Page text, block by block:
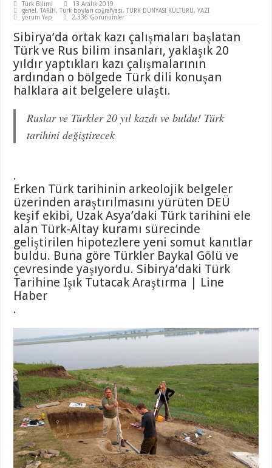
Türk Bilimi
13 Aralık 2019
genel,TARİH,Türk boyları coğrafyası,TÜRK DÜNYASI KÜLTÜRÜ,YAZI
yorum Yap
2,336 Görünümler
Sibirya’da ortak kazı çalışmaları başlatan
Türk ve Rus bilim insanları, yaklaşık 20
yıldır yaptıkları kazı çalışmalarının
ardından o bölgede Türk dili konuşan
halklara ait belgelere ulaştı.
Ruslar ve Türkler 20 yıl kazdı ve buldu! Türk
tarihini değiştirecek
.
Erken Türk tarihinin arkeolojik belgeler
üzerinden araştırılmasını yürüten DEÜ
keşif ekibi, Uzak Asya’daki Türk tarihini ele
alan Türk-Altay kuramı sürecinde
geliştirilen hipotezlere yeni somut kanıtlar
buldu. Buna göre Türkler Baykal Gölü ve
çevresinde yaşıyordu. Sibirya’daki Türk
Tarihine Işık Tutacak Araştırma | Line
Haber
.